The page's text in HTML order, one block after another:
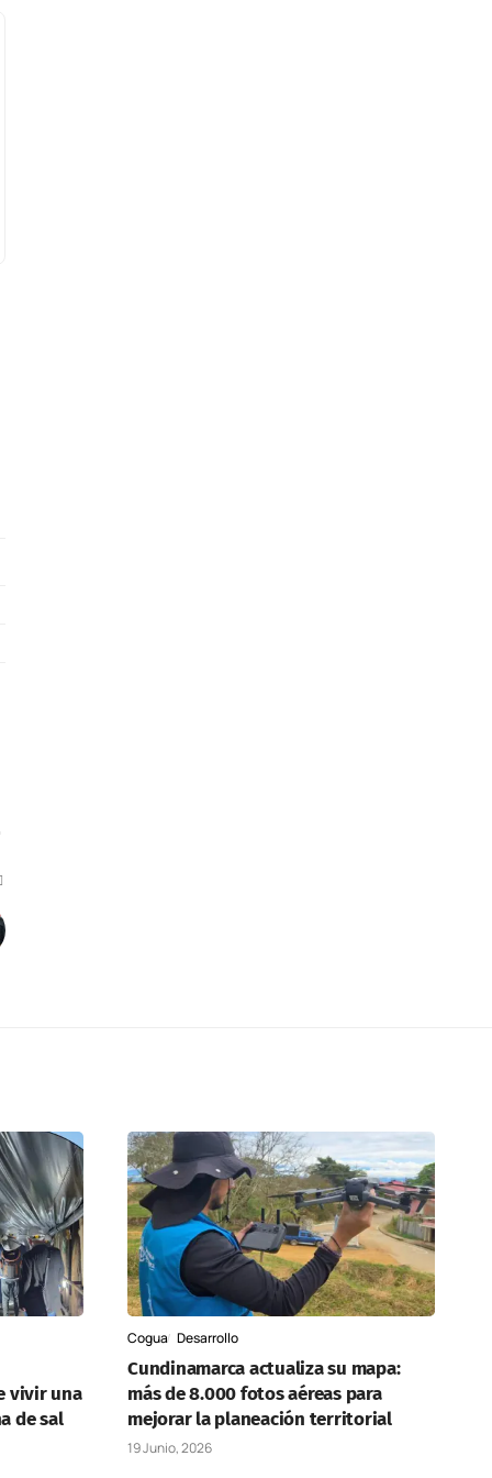
vivir una
de sal
Cogua Desarrollo
Cundinamarca actualiza su mapa:
más de 8.000 fotos aéreas para
mejorar la planeación territorial
19 Junio, 2026